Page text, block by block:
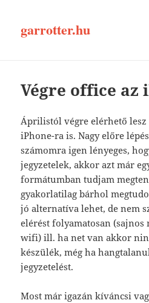
garrotter.hu
Végre office az
Áprilistól végre elérhető lesz
iPhone-ra is. Nagy előre
számomra igen lényeges,
jegyzetelek, akkor azt már
formátumban tudjam
gyakorlatilag bárhol
jó alternatíva lehet, de nem
elérést folyamatosan (sajnos
wifi) ill. ha net van akkor
készülék, még ha
jegyzetelést.
Most már igazán kíváncsi